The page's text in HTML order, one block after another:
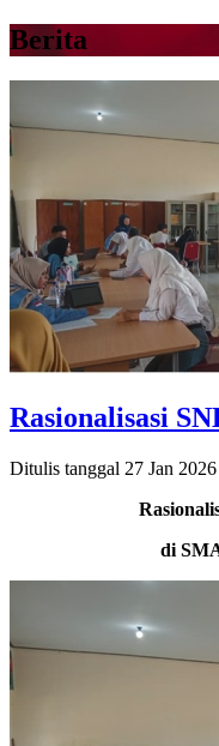
Berita
Rasionalisasi
Ditulis tanggal 27 Jan
di